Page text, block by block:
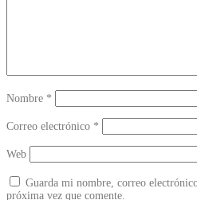
Nombre *
Correo electrónico *
Web
Guarda mi nombre, correo
próxima vez que comente.